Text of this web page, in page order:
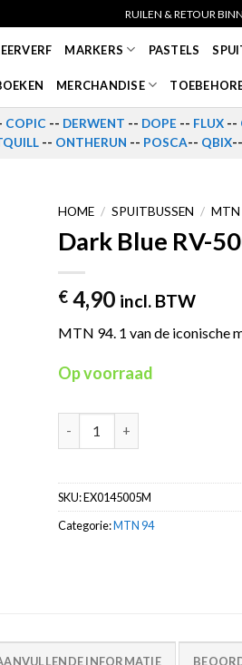
RUILEN & RETOUR
MARKERS PASTELS
MERCHANDISE
COPIC -- DERWENT -- DOPE -- FLUX --
-- ONTHERUN -- POSCA-- QBIX--
HOME / SPUITBUSSEN / MTN
Dark Blue RV-
€ 4,90 incl. BTW
MTN 94. 1 van de iconische
Op voorraad
SKU:EX0145005M
Categorie:MTN 94
INFORMATIE